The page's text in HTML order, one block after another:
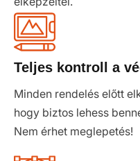
Teljes kontroll a
Minden rendelés előtt
hogy biztos lehess
Nem érhet meglepetés!